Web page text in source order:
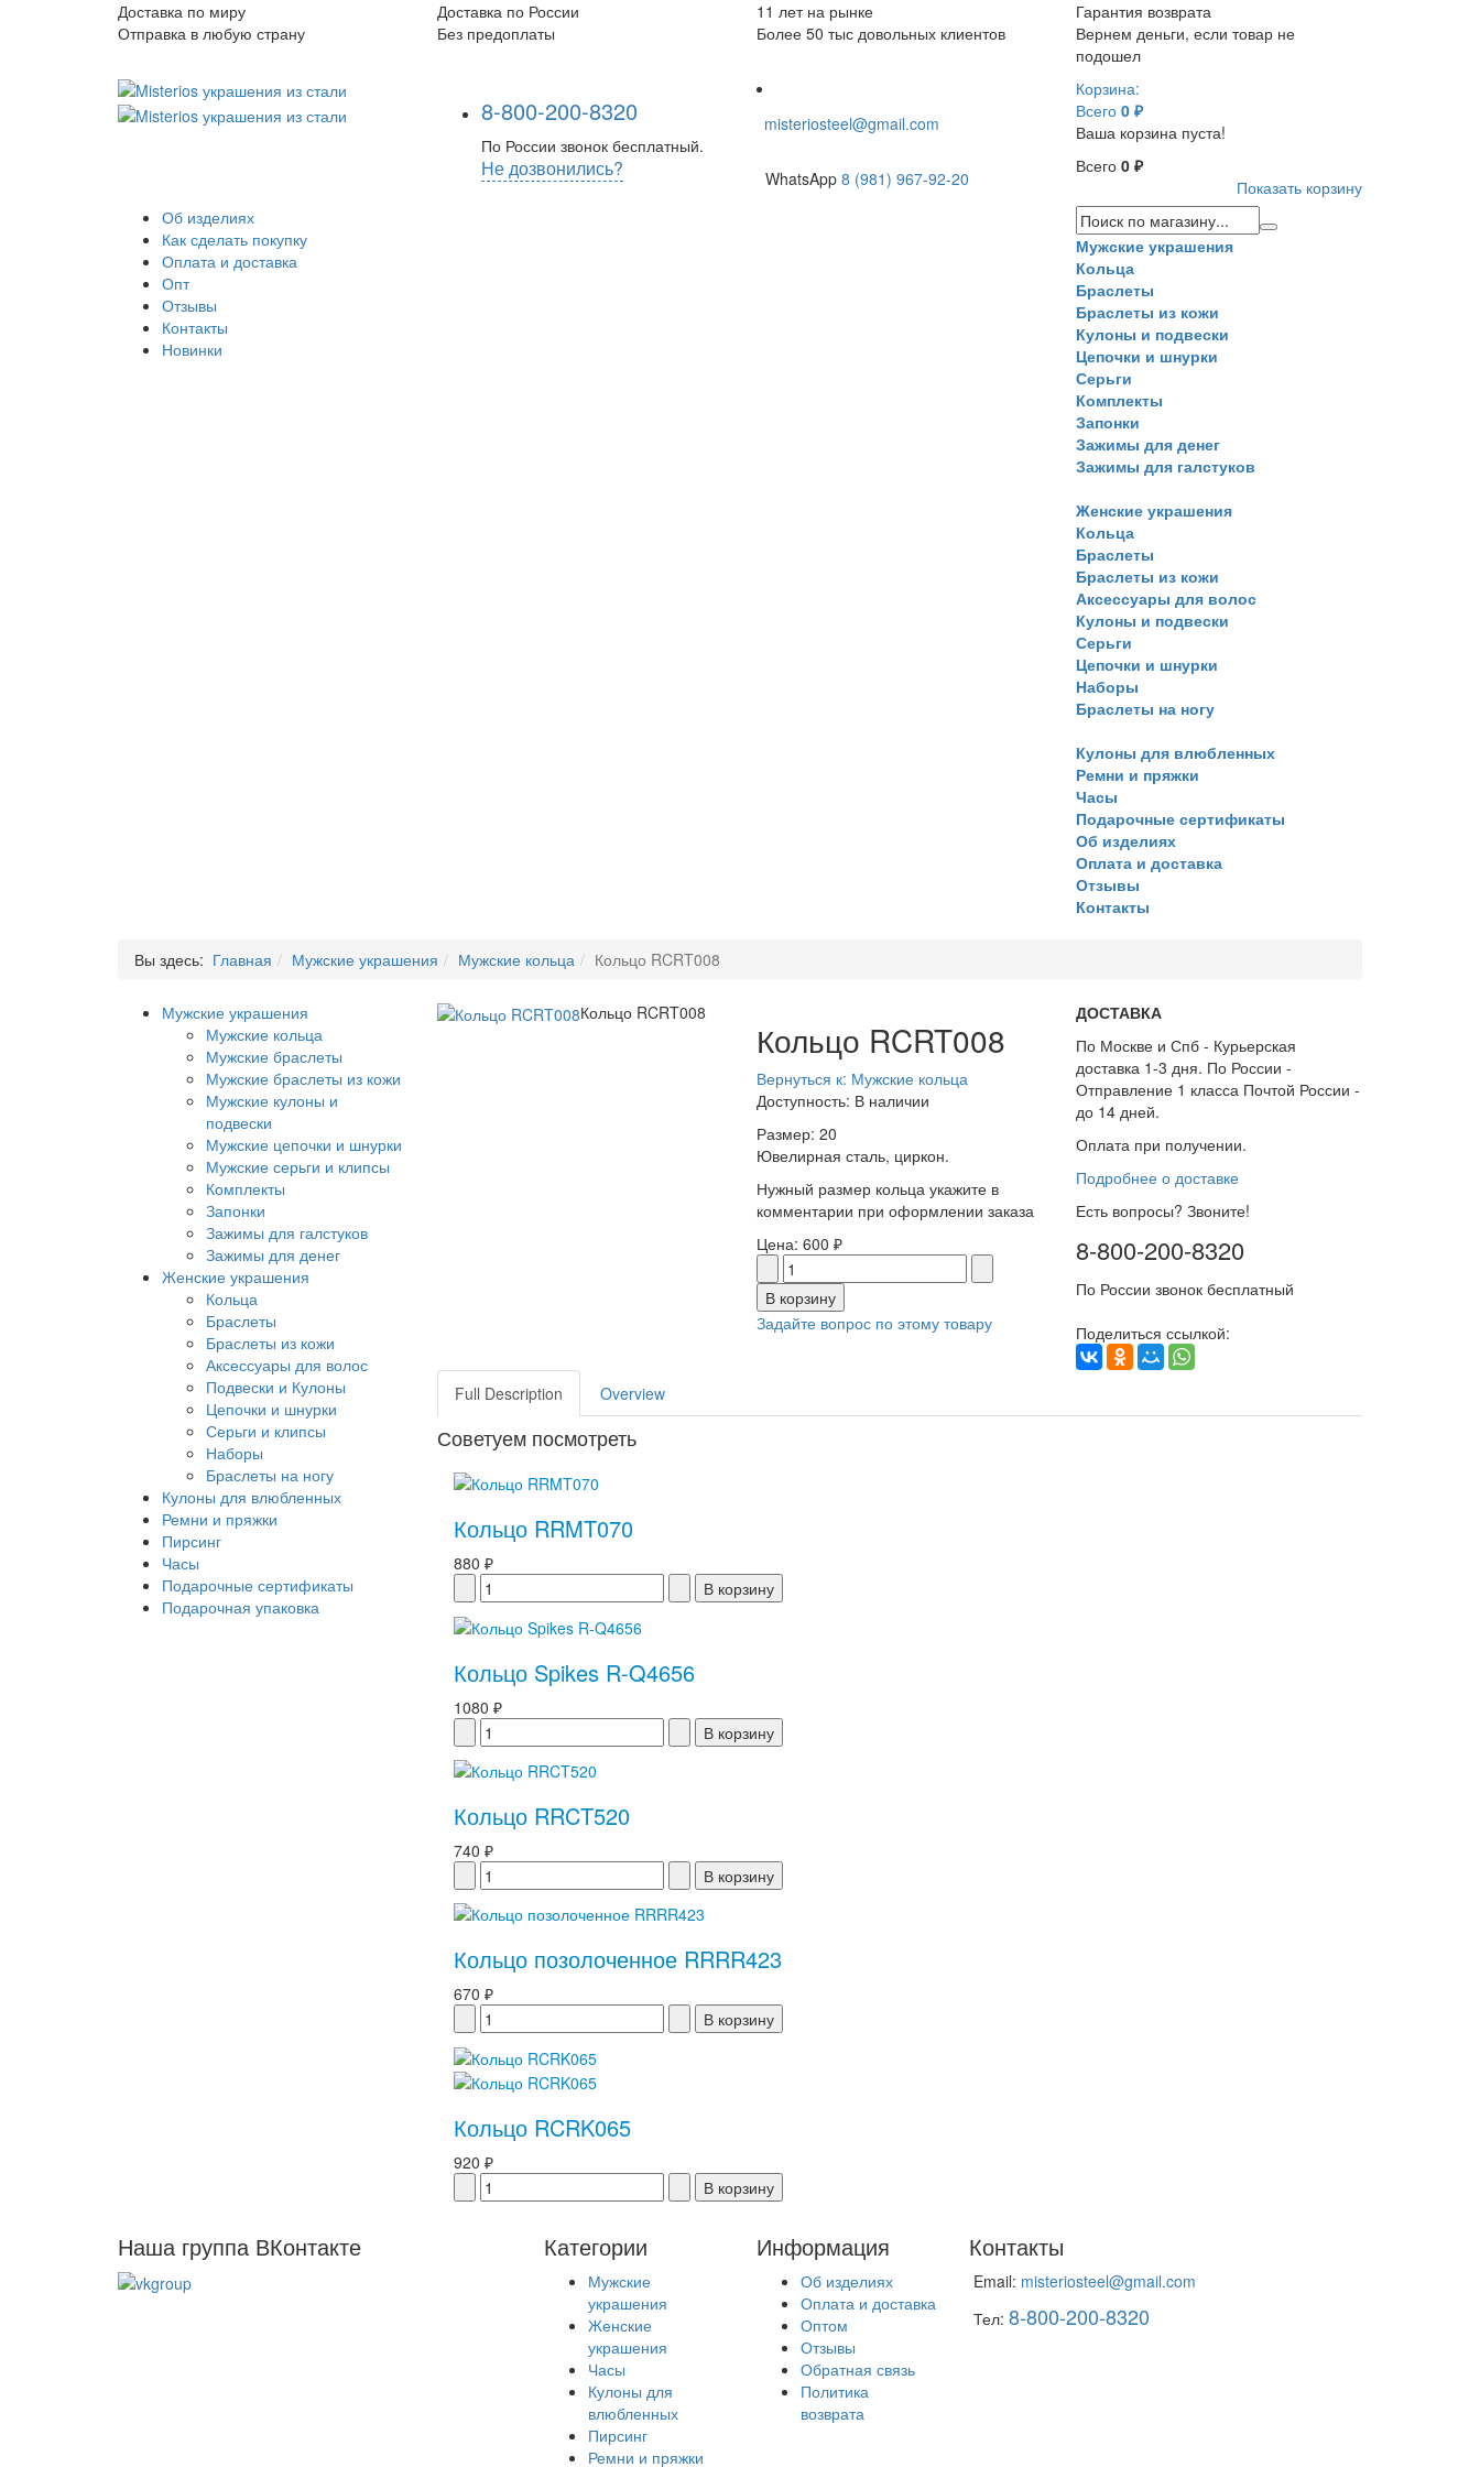
Доставка по миру
Отправка в любую страну
Доставка по России
Без предоплаты
11 лет на рынке
Более 50 тыс довольных клиентов
Гарантия возврата
Вернем деньги, если товар не
подошел
8-800-200-8320
По России звонок бесплатный.
Не дозвонились?
misteriosteel@gmail.com
WhatsApp 8 (981) 967-92-20
Корзина:
Всего 0 ₽
Ваша корзина пуста!
Всего 0 ₽
Показать корзину
Об изделиях
Как сделать покупку
Оплата и доставка
Опт
Отзывы
Контакты
Новинки
Мужские украшения
Кольца
Браслеты
Браслеты из кожи
Кулоны и подвески
Цепочки и шнурки
Серьги
Комплекты
Запонки
Зажимы для денег
Зажимы для галстуков
Женские украшения
Кольца
Браслеты
Браслеты из кожи
Аксессуары для волос
Кулоны и подвески
Серьги
Цепочки и шнурки
Наборы
Браслеты на ногу
Кулоны для влюбленных
Ремни и пряжки
Часы
Подарочные сертификаты
Об изделиях
Оплата и доставка
Отзывы
Контакты
Вы здесь: Главная Мужские украшения Мужские кольца Кольцо RCRT008
Мужские украшения
Мужские кольца
Мужские браслеты
Мужские браслеты из кожи
Мужские кулоны и
подвески
Мужские цепочки и шнурки
Мужские серьги и клипсы
Комплекты
Запонки
Зажимы для галстуков
Зажимы для денег
Женские украшения
Кольца
Браслеты
Браслеты из кожи
Аксессуары для волос
Подвески и Кулоны
Цепочки и шнурки
Серьги и клипсы
Наборы
Браслеты на ногу
Кулоны для влюбленных
Ремни и пряжки
Пирсинг
Часы
Подарочные сертификаты
Подарочная упаковка
Кольцо RCRT008
Кольцо RCRT008
Вернуться к: Мужские кольца
Доступность: В наличии
Размер: 20
Ювелирная сталь, циркон.
Нужный размер кольца укажите в
комментарии при оформлении заказа
Цена: 600 ₽
Задайте вопрос по этому товару
ДОСТАВКА
По Москве и Спб - Курьерская
доставка 1-3 дня. По России -
Отправление 1 класса Почтой России -
до 14 дней.
Оплата при получении.
Подробнее о доставке
Есть вопросы? Звоните!
8-800-200-8320
По России звонок бесплатный
Поделиться ссылкой:
Full Description Overview
Советуем посмотреть
Кольцо RRMT070
880 ₽
Кольцо Spikes R-Q4656
1080 ₽
Кольцо RRCT520
740 ₽
Кольцо позолоченное RRRR423
670 ₽
Кольцо RCRK065
920 ₽
Наша группа ВКонтакте Категории
Мужские
украшения
Женские
украшения
Часы
Кулоны для
влюбленных
Пирсинг
Ремни и пряжки
Информация
Об изделиях
Оплата и доставка
Оптом
Отзывы
Обратная связь
Политика
возврата
Контакты
Email: misteriosteel@gmail.com
Тел:8-800-200-8320